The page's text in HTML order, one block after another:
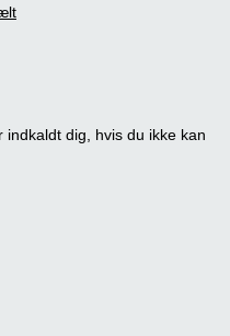
dig, hvis du ikke kan